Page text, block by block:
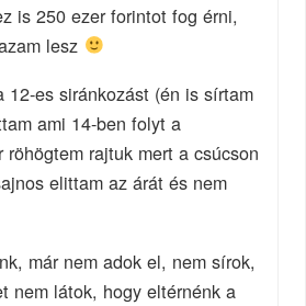
is 250 ezer forintot fog érni,
lesz
12-es siránkozást (én is sírtam
ami 14-ben folyt a
röhögtem rajtuk mert a csúcson
elittam az árát és nem
már nem adok el, nem sírok,
nem látok, hogy eltérnénk a